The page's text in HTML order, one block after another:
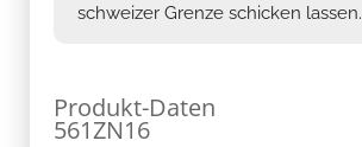
schweizer Grenze schicken lassen.
Produkt-Daten
561ZN16